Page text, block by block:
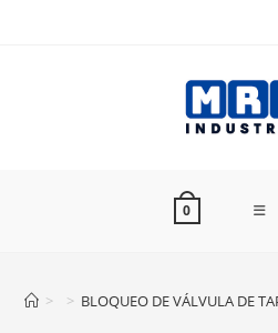
0
> > BLOQUEO DE VÁLVULA DE